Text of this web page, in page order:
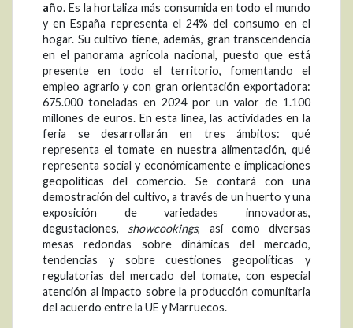
año. Es la hortaliza más consumida en todo el mundo
y en España representa el 24% del consumo en el
hogar. Su cultivo tiene, además, gran transcendencia
en el panorama agrícola nacional, puesto que está
presente en todo el territorio, fomentando el
empleo agrario y con gran orientación exportadora:
675.000 toneladas en 2024 por un valor de 1.100
millones de euros. En esta línea, las actividades en la
feria se desarrollarán en tres ámbitos: qué
representa el tomate en nuestra alimentación, qué
representa social y económicamente e implicaciones
geopolíticas del comercio. Se contará con una
demostración del cultivo, a través de un huerto y una
exposición de variedades innovadoras,
degustaciones, showcookings, así como diversas
mesas redondas sobre dinámicas del mercado,
tendencias y sobre cuestiones geopolíticas y
regulatorias del mercado del tomate, con especial
atención al impacto sobre la producción comunitaria
del acuerdo entre la UE y Marruecos.